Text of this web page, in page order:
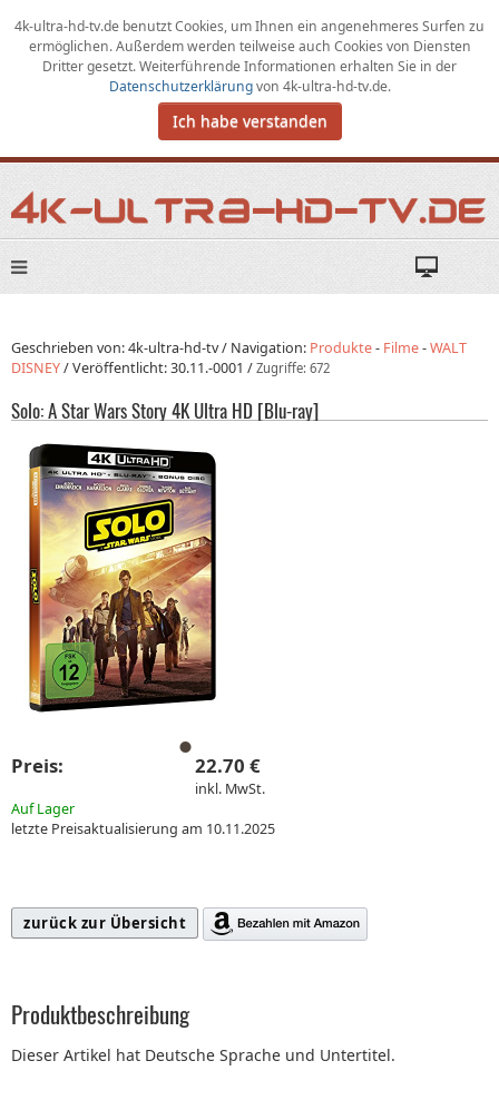
4k-ultra-hd-tv.de benutzt Cookies, umIhnen ein angenehmeres Surfen zu
ermöglichen.Außerdem werden teilweise auch Cookies von Diensten
Dritter gesetzt. Weiterführende Informationen erhalten Sie in der
Datenschutzerklärungvon 4k-ultra-hd-tv.de.
Ich habe verstanden
Geschrieben von: 4k-ultra-hd-tv / Navigation: Produkte- Filme-WALT
DISNEY/Veröffentlicht:30.11.-0001 / Zugriffe: 672
Solo: A Star Wars Story 4K Ultra HD [Blu-ray]
Preis: 22.70 €
inkl. MwSt.
Auf Lager
letzte Preisaktualisierung am 10.11.2025
zurück zur Übersicht
Produktbeschreibung
Dieser Artikel hat Deutsche Sprache und Untertitel.